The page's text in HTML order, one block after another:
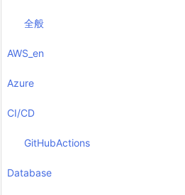
全般
AWS_en
Azure
CI/CD
GitHubActions
Database